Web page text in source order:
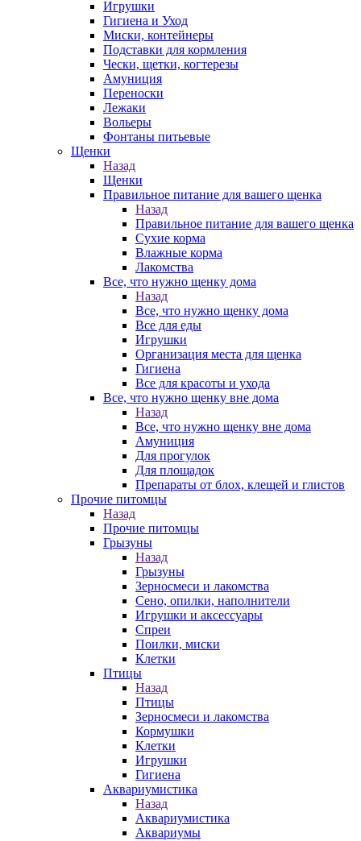
Игрушки
Гигиена и Уход
Миски, контейнеры
Подставки для кормления
Чески, щетки, когтерезы
Амуниция
Переноски
Лежаки
Вольеры
Фонтаны питьевые
Щенки
Назад
Щенки
Правильное питание для вашего щенка
Назад
Правильное питание для вашего щенка
Сухие корма
Влажные корма
Лакомства
Все, что нужно щенку дома
Назад
Все, что нужно щенку дома
Все для еды
Игрушки
Организация места для щенка
Гигиена
Все для красоты и ухода
Все, что нужно щенку вне дома
Назад
Все, что нужно щенку вне дома
Амуниция
Для прогулок
Для площадок
Препараты от блох, клещей и глистов
Прочие питомцы
Назад
Прочие питомцы
Грызуны
Назад
Грызуны
Зерносмеси и лакомства
Сено, опилки, наполнители
Игрушки и аксессуары
Спреи
Поилки, миски
Клетки
Птицы
Назад
Птицы
Зерносмеси и лакомства
Кормушки
Клетки
Игрушки
Гигиена
Аквариумистика
Назад
Аквариумистика
Аквариумы